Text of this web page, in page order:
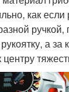
как если
ручкой,
а за